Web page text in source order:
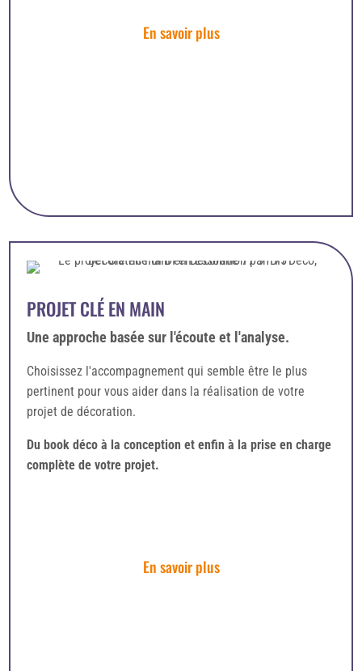
En savoir plus
PROJET CLÉ EN MAIN
Une approche basée sur l'écoute et l'analyse.
Choisissez l'accompagnement qui semble être le plus
pertinent pour vous aider dans la réalisation de votre
projet de décoration.
Du book déco à la conception et enfin à la prise en charge
complète de votre projet.
En savoir plus